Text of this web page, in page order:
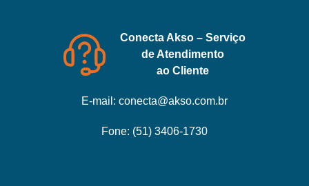
Conecta Akso – Serviço
de Atendimento
ao Cliente
E-mail: conecta@akso.com.br
Fone: (51) 3406-1730